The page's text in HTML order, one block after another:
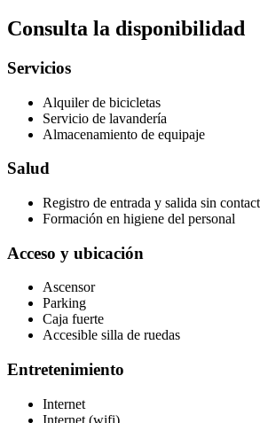
Consulta la disponibilidad
Servicios
Alquiler de bicicletas
Servicio de lavandería
Almacenamiento de equipaje
Salud
Registro de entrada y salida sin
Formación en higiene del personal
Acceso y ubicación
Ascensor
Parking
Caja fuerte
Accesible silla de ruedas
Entretenimiento
Internet
Internet (wifi)